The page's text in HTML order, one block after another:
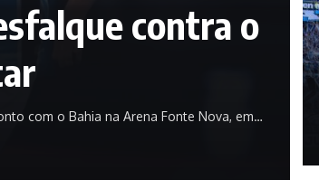
contra o
com o Bahia na Arena Fonte Nova, em…